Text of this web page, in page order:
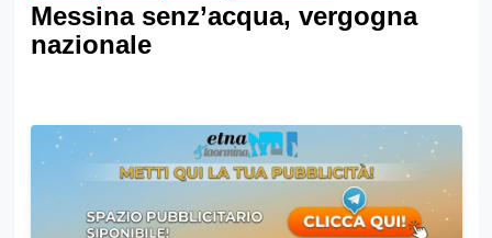
Messina senz’acqua, vergogna
nazionale